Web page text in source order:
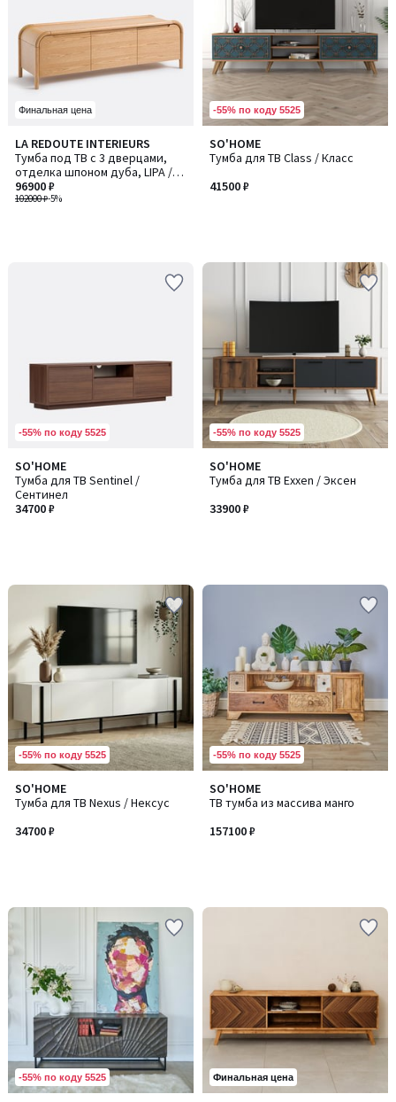
Финальная цена
LA REDOUTE INTERIEURS
Тумба под ТВ с 3 дверцами,
отделка шпоном дуба, LIPA /
ЛИПА
102000 ₽-5%
96900 ₽
-55% по коду 5525
SO'HOME
Тумба для ТВ Class / Класс
41500 ₽
-55% по коду 5525
SO'HOME
Тумба для ТВ Sentinel /
Сентинел
34700 ₽
-55% по коду 5525
SO'HOME
Тумба для ТВ Exxen / Эксен
33900 ₽
-55% по коду 5525
SO'HOME
Тумба для ТВ Nexus / Нексус
34700 ₽
-55% по коду 5525
SO'HOME
ТВ тумба из массива манго
157100 ₽
-55% по коду 5525 Финальная цена